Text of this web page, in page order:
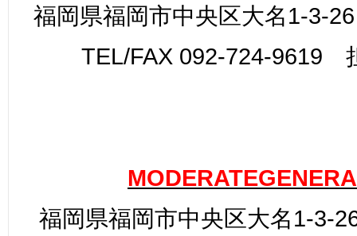
福岡県福岡市中央区大名1-3-
TEL/FAX 092-724-9619
福岡県福岡市中央区大名1-3-